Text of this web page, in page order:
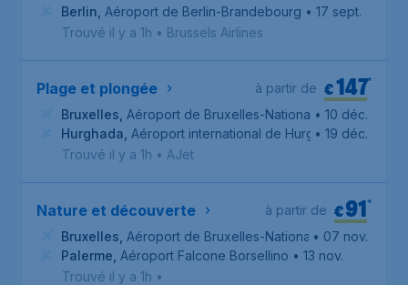
Berlin Aéroport de Berlin-Brandebourg • 17 sept.
Trouvé il y a 1h • Brussels Airlines
Plage et plongée €147*
à partir de
Bruxelles Aéroport de Bruxelles-National • 10 déc.
Hurghada Aéroport international de Hurghada
• 19 déc.
Trouvé il y a 1h • AJet
Nature et découverte €91*
à partir de
Bruxelles Aéroport de Bruxelles-National • 07 nov.
Palerme Aéroport Falcone Borsellino • 13 nov.
Trouvé il y a 1h •